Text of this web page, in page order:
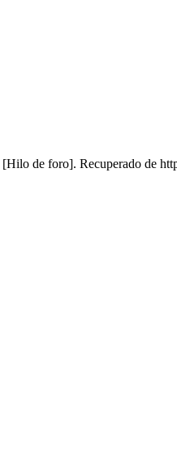
[Hilo de foro]. Recuperado de